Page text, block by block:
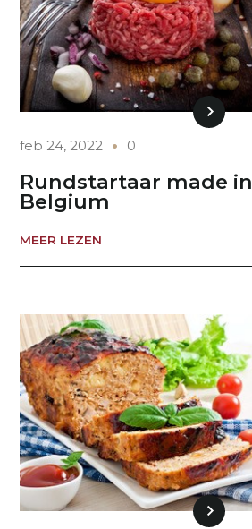
feb 24, 2022 0
Rundstartaar made in
Belgium
MEER LEZEN